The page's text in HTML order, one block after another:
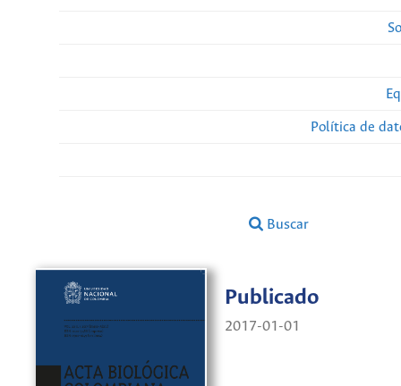
Política de
Buscar
Publicado
2017-01-01